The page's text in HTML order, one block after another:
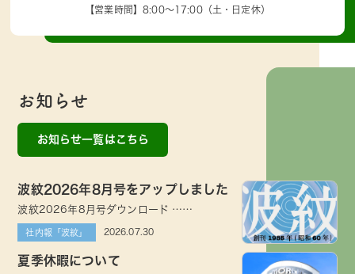
【営業時間】8:00～17:00（土・日定休）
お知らせ
お知らせ一覧はこちら
波紋2026年8月号をアップしました
波紋2026年8月号ダウンロード ……
社内報「波紋」 2026.07.30
夏季休暇について